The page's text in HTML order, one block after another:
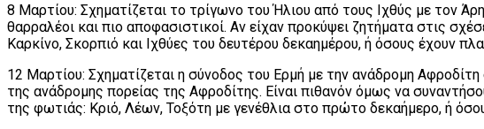
8 Μαρτίου: Σχηματίζεται το τρίγωνο του Ήλιου από τους Ιχθύς με τον
θαρραλέοι και πιο αποφασιστικοί. Αν είχαν προκύψει ζητήματα στις
Καρκίνο, Σκορπιό και Ιχθύες του δευτέρου δεκαημέρου, ή όσους έχουν
12 Μαρτίου: Σχηματίζεται η σύνοδος του Ερμή με την ανάδρομη
της ανάδρομης πορείας της Αφροδίτης. Είναι πιθανόν όμως να
της φωτιάς: Κριό, Λέων, Τοξότη με γενέθλια στο πρώτο δεκαήμερο, ή